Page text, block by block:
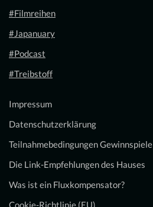
#Filmreihen
#Japanuary
#Podcast
#Treibstoff
Impressum
Datenschutzerklärung
Teilnahmebedingungen Gewinnspiele
Die Link-Empfehlungen des Hauses
Was ist ein Fluxkompensator?
Cookie-Richtlinie (EU)